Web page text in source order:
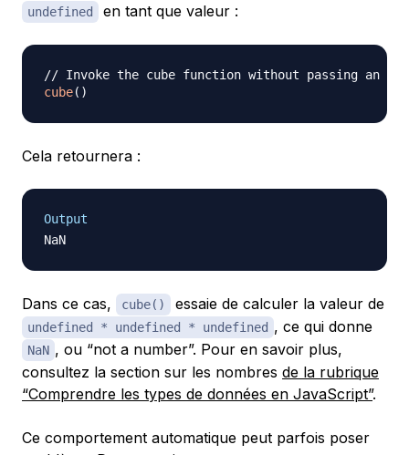
undefined en tant que valeur :
// Invoke the cube function without passing an
cube( )
Cela retournera :
Output
Dans ce cas, cube() essaie de calculer la valeur de
undefined * undefined * undefined , ce qui donne
NaN , ou “not a number”. Pour en savoir plus,
consultez la section sur les nombres de la rubrique
“Comprendre les types de données en JavaScript”.
Ce comportement automatique peut parfois poser